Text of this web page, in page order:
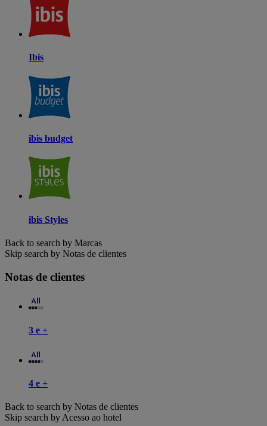
Ibis
ibis budget
ibis Styles
Back to search by Marcas
Skip search by Notas de clientes
Notas de clientes
3 e +
4 e +
Back to search by Notas de clientes
Skip search by Acesso ao hotel